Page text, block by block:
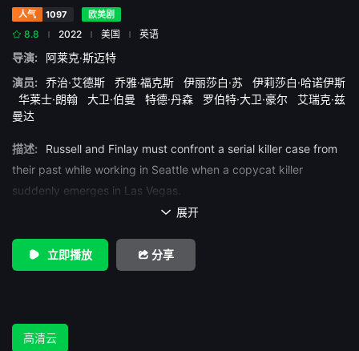
人气 1097 欧美剧
8.8 2022 美国 英语
导演:
阿莱克·斯迈特
演员:
乔治·艾德斯 乔雅·福克斯 伊丽莎白·苏
伊莉莎白·哈诺伊斯
华莱士·朗翰
大卫·伯曼 特德·丹森 罗伯特·大卫·豪尔
艾瑞克·兹
曼达
描述:
Russell and Finlay must confront a serial killer case from
their past while working in Seattle when a copycat killer
suddenly emerges in Las Vegas.
 展开
立即播放 分享
高清云